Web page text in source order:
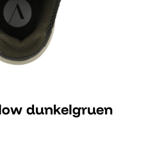
dunkelgruen